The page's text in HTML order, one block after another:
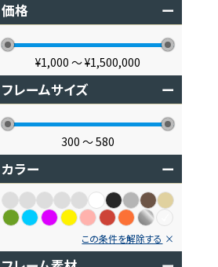
価格 ー
¥1,000 〜¥1,500,000
フレームサイズ ー
300 〜580
カラー ー
この条件を解除する